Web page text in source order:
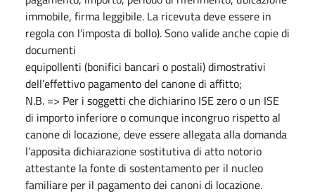
immobile, firma leggibile. La ricevuta deve essere in
regola con l’imposta di bollo). Sono valide anche copie di
documenti
equipollenti (bonifici bancari o postali) dimostrativi
dell’effettivo pagamento del canone di affitto;
N.B. => Per i soggetti che dichiarino ISE zero o un ISE
di importo inferiore o comunque incongruo rispetto al
canone di locazione, deve essere allegata alla domanda
l’apposita dichiarazione sostitutiva di atto notorio
attestante la fonte di sostentamento per il nucleo
familiare per il pagamento dei canoni di locazione.